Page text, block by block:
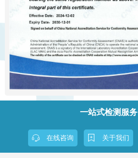
一站式检测服务
在线咨询 关于我们